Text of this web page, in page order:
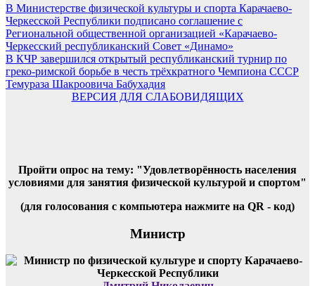
Навигация
по
записям
В Министерстве физической культуры и спорта Карачаево-
Черкесской Республики подписано соглашение с
Региональной общественной организацией «Карачаево-
Черкесский республиканский Совет «Динамо»
В КЧР завершился открытый республиканский турнир по
греко-римской борьбе в честь трёхкратного Чемпиона СССР
Темураза Шакроовича Бабухадия
ВЕРСИЯ ДЛЯ СЛАБОВИДЯЩИХ
Пройти опрос на тему: "Удовлетворённость населения
условиями для занятия физической культурой и спортом"
(для голосования с компьютера нажмите на QR - код)
Министр